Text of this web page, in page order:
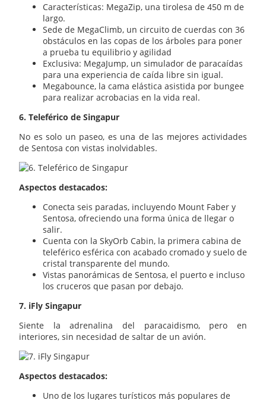
Características: MegaZip, una tirolesa de 450 m de
largo.
Sede de MegaClimb, un circuito de cuerdas con 36
obstáculos en las copas de los árboles para poner
a prueba tu equilibrio y agilidad
Exclusiva: MegaJump, un simulador de paracaídas
para una experiencia de caída libre sin igual.
Megabounce, la cama elástica asistida por bungee
para realizar acrobacias en la vida real.
6. Teleférico de Singapur
No es solo un paseo, es una de las mejores actividades
de Sentosa con vistas inolvidables.
Aspectos destacados:
Conecta seis paradas, incluyendo Mount Faber y
Sentosa, ofreciendo una forma única de llegar o
salir.
Cuenta con la SkyOrb Cabin, la primera cabina de
teleférico esférica con acabado cromado y suelo de
cristal transparente del mundo.
Vistas panorámicas de Sentosa, el puerto e incluso
los cruceros que pasan por debajo.
7. iFly Singapur
Siente la adrenalina del paracaidismo, pero en
interiores, sin necesidad de saltar de un avión.
Aspectos destacados:
Uno de los lugares turísticos más populares de